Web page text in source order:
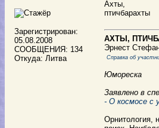
Зарегистрирован:
05.08.2008
СООБЩЕНИЯ: 134
Откуда: Литва
Ахты,
птичбарахты
АХТЫ,
Эрнест
Справка об
Юмореска
Заявлено в
- О космосе с
Орнитология,